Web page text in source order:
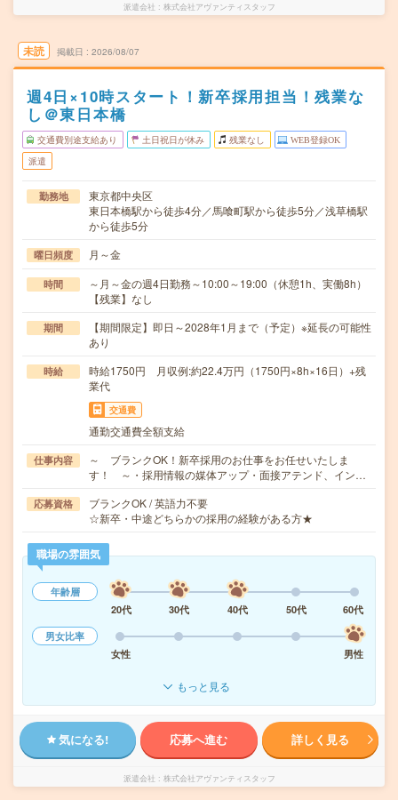
派遣会社 株式会社アヴァンティスタッフ
未読 掲載日 2026/08/07
週4日×10時スタート！新卒採用担当！残業な
し＠東日本橋
交通費別途支給あり 土日祝日が休み 残業なし WEB登録OK
派遣
勤務地
東京都中央区
東日本橋駅から徒歩4分／馬喰町駅から徒歩5分／浅草橋駅
から徒歩5分
曜日頻度 月～金
時間
～月～金の週4日勤務～10:00～19:00（休憩1h、実働8h）
【残業】なし
期間
【期間限定】即日～2028年1月まで（予定）※延長の可能性
あり
時給
時給1750円 月収例:約22.4万円（1750円×8h×16日）+残
業代
交通費
通勤交通費全額支給
仕事内容
～ ブランクOK！新卒採用のお仕事をお任せいたしま
す！ ～・採用情報の媒体アップ・面接アテンド、イン…
応募資格
ブランクOK / 英語力不要
☆新卒・中途どちらかの採用の経験がある方★
職場の雰囲気
年齢層
20代
30代 40代 50代
60代
男女比率
女性
男性
もっと見る
気になる! 応募へ進む 詳しく見る
派遣会社 株式会社アヴァンティスタッフ